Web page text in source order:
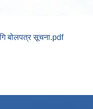
बोलपत्र सूचना.pdf